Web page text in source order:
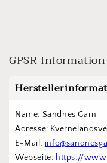
GPSR Information
Name: Sandnes Garn
Adresse:
E-Mail:
Webseite: https://